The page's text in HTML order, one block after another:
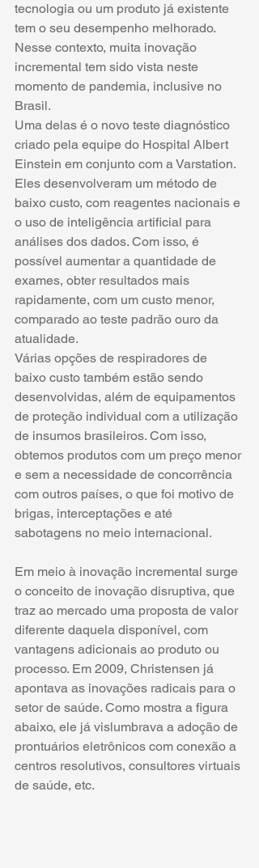
tecnologia ou um produto já existente
tem o seu desempenho melhorado.
Nesse contexto, muita inovação
incremental tem sido vista neste
momento de pandemia, inclusive no
Brasil.
Uma delas é o novo teste diagnóstico
criado pela equipe do Hospital Albert
Einstein em conjunto com a Varstation.
Eles desenvolveram um método de
baixo custo, com reagentes nacionais e
o uso de inteligência artificial para
análises dos dados. Com isso, é
possível aumentar a quantidade de
exames, obter resultados mais
rapidamente, com um custo menor,
comparado ao teste padrão ouro da
atualidade.
Várias opções de respiradores de
baixo custo também estão sendo
desenvolvidas, além de equipamentos
de proteção individual com a utilização
de insumos brasileiros. Com isso,
obtemos produtos com um preço menor
e sem a necessidade de concorrência
com outros países, o que foi motivo de
brigas, interceptações e até
sabotagens no meio internacional.
Em meio à inovação incremental surge
o conceito de inovação disruptiva, que
traz ao mercado uma proposta de valor
diferente daquela disponível, com
vantagens adicionais ao produto ou
processo. Em 2009, Christensen já
apontava as inovações radicais para o
setor de saúde. Como mostra a figura
abaixo, ele já vislumbrava a adoção de
prontuários eletrônicos com conexão a
centros resolutivos, consultores virtuais
de saúde, etc.